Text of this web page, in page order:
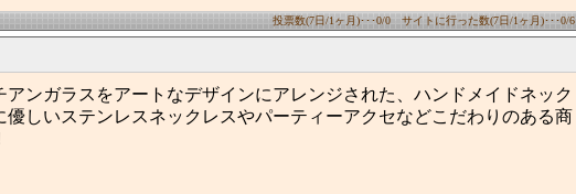
投票数(7日/1ヶ月)･･･0/0 サイトに行った数(7日/1ヶ月)･･･0/6
アンガラスをアートなデザインにアレンジされた、ハンドメイドネック
優しいステンレスネックレスやパーティーアクセなどこだわりのある商